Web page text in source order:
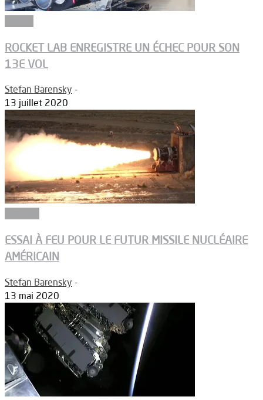
ROCKET LAB ENREGISTRE UN ÉCHEC POUR SON
13E VOL
Stefan Barensky -
13 juillet 2020
ESSAI À FEU POUR LE FUTUR MISSILE NUCLÉAIRE
AMÉRICAIN
Stefan Barensky -
13 mai 2020